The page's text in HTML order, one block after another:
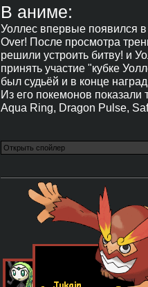
В аниме:
Уоллес впервые появился
Over! После просмотра
решили устроить битву! и
принять участие "кубке
был судьёй и в конце
Из его покемонов показали
Aqua Ring, Dragon Pulse,